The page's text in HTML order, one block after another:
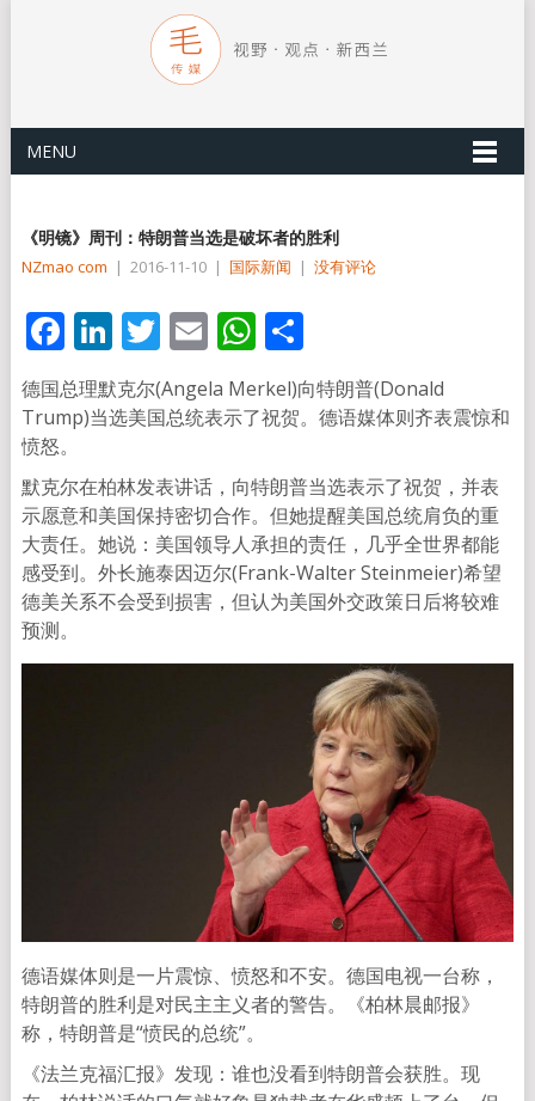
MENU
《明镜》周刊：特朗普当选是破坏者的胜利
NZmao com | 2016-11-10 | 国际新闻 | 没有评论
Facebook
LinkedIn
Twitter
EmailWhatsApp
分
享
德国总理默克尔(Angela Merkel)向特朗普(Donald
Trump)当选美国总统表示了祝贺。德语媒体则齐表震惊和
愤怒。
默克尔在柏林发表讲话，向特朗普当选表示了祝贺，并表
示愿意和美国保持密切合作。但她提醒美国总统肩负的重
大责任。她说：美国领导人承担的责任，几乎全世界都能
感受到。外长施泰因迈尔(Frank-Walter Steinmeier)希望
德美关系不会受到损害，但认为美国外交政策日后将较难
预测。
德语媒体则是一片震惊、愤怒和不安。德国电视一台称，
特朗普的胜利是对民主主义者的警告。《柏林晨邮报》
称，特朗普是“愤民的总统”。
《法兰克福汇报》发现：谁也没看到特朗普会获胜。现